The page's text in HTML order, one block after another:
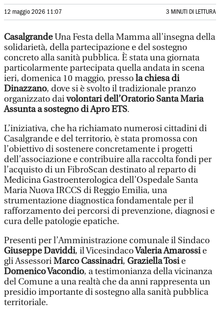
12 maggio 2026 11:07 3 MINUTI DI LETTURA
CasalgrandeUna Festa della Mamma all’insegna della
solidarietà, della partecipazione e del sostegno
concreto alla sanità pubblica. È stata una giornata
particolarmente partecipata quella andata in scena
ieri, domenica 10 maggio, pressola chiesa di
Dinazzano, dove si è svolto il tradizionale pranzo
organizzato daivolontari dell’Oratorio Santa Maria
Assunta a sostegno di Apro ETS.
L’iniziativa, che ha richiamato numerosi cittadini di
Casalgrande e del territorio, è stata promossa con
l’obiettivo di sostenere concretamente i progetti
dell’associazione e contribuire alla raccolta fondi per
l’acquisto di un FibroScan destinato al reparto di
Medicina Gastroenterologica dell’Ospedale Santa
Maria Nuova IRCCS di Reggio Emilia, una
strumentazione diagnostica fondamentale per il
rafforzamento dei percorsi di prevenzione, diagnosi e
cura delle patologie epatiche.
Presenti per l’Amministrazione comunale il Sindaco
Giuseppe Daviddi, il VicesindacoValeria Amarossie
gli AssessoriMarco Cassinadri, Graziella Tosie
Domenico Vacondio, a testimonianza della vicinanza
del Comune a una realtà che da anni rappresenta un
presidio importante di sostegno alla sanità pubblica
territoriale.